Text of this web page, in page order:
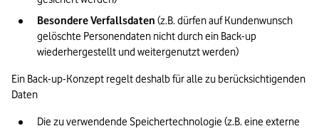
Besondere Verfallsdaten (z.B. dürfen auf Kundenwunsch
gelöschte Personendaten nicht durch ein Back-up
wiederhergestellt und weitergenutzt werden)
Ein Back-up-Konzept regelt deshalb für alle zu berücksichtigenden
Daten
Die zu verwendende Speichertechnologie (z.B. eine externe